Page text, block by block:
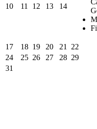
10 11 12 13 14
17 18 19 20 21 22
24
25 26 27 28 29
31